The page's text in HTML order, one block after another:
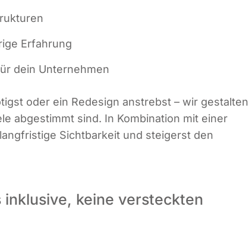
Erfahrung
dein Unternehmen
oder ein Rede­sign anstrebst – wir gestal­ten
abge­stimmt sind. In Kom­bi­na­ti­on mit einer
Sicht­bar­keit und stei­gerst den
inklusive, keine versteckten